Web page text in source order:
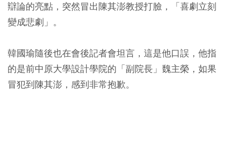
辯論的亮點，突然冒出陳其澎教授打臉，「喜劇立刻
變成悲劇」。
韓國瑜隨後也在會後記者會坦言，這是他口誤，他指
的是前中原大學設計學院的「副院長」魏主榮，如果
冒犯到陳其澎，感到非常抱歉。